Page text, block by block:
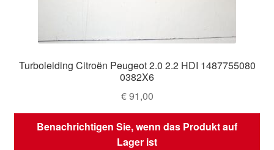
Turboleiding Citroën Peugeot 2.0 2.2 HDI 1487755080
0382X6
€91,00
Benachrichtigen Sie, wenn das Produkt auf
Lager ist